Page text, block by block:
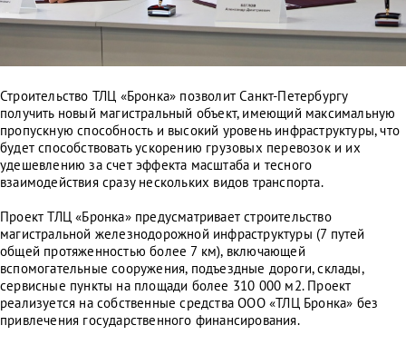
Строительство ТЛЦ «Бронка» позволит Санкт-Петербургу
получить новый магистральный объект, имеющий максимальную
пропускную способность и высокий уровень инфраструктуры, что
будет способствовать ускорению грузовых перевозок и их
удешевлению за счет эффекта масштаба и тесного
взаимодействия сразу нескольких видов транспорта.
Проект ТЛЦ «Бронка» предусматривает строительство
магистральной железнодорожной инфраструктуры (7 путей
общей протяженностью более 7 км), включающей
вспомогательные сооружения, подъездные дороги, склады,
сервисные пункты на площади более 310 000 м2. Проект
реализуется на собственные средства ООО «ТЛЦ Бронка» без
привлечения государственного финансирования.